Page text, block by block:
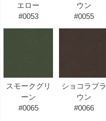
エロー
#0053
ウン
#0055
スモークグリ
ーン
#0065
ショコラブラ
ウン
#0066